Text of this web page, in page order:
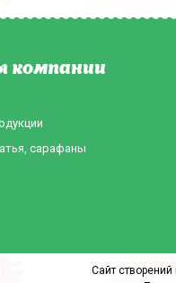
компании
сарафаны
Сайт створений